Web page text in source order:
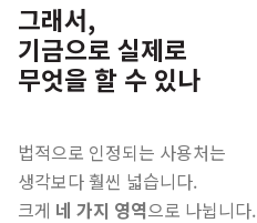
그래서,
기금으로 실제로
무엇을 할 수 있나
법적으로 인정되는 사용처는
생각보다 훨씬 넓습니다.
크게 네 가지 영역으로 나뉩니다.